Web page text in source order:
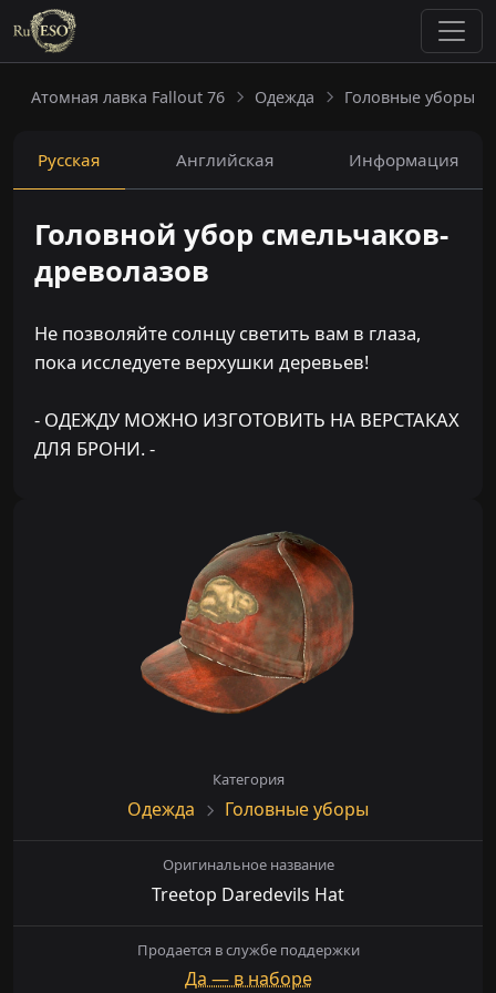
Атомная лавка Fallout 76 Одежда Головные уборы
Русская Английская Информация
Головной убор смельчаков-
древолазов
Не позволяйте солнцу светить вам в глаза,
пока исследуете верхушки деревьев!
- ОДЕЖДУ МОЖНО ИЗГОТОВИТЬ НА ВЕРСТАКАХ
ДЛЯ БРОНИ. -
Категория
Одежда Головные уборы
Оригинальное название
Treetop Daredevils Hat
Продается в службе поддержки
Да — в наборе